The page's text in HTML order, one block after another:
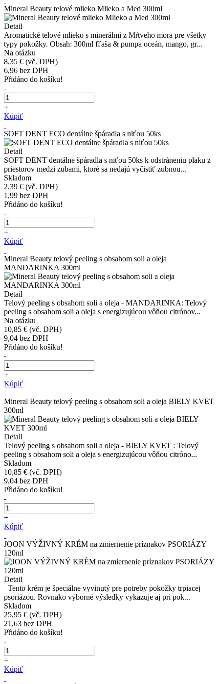
Mineral Beauty telové mlieko Mlieko a Med 300ml
Detail
Aromatické telové mlieko s minerálmi z Mŕtveho mora pre všetky
typy pokožky. Obsah: 300ml fľaša & pumpa oceán, mango, gr...
Na otázku
8,35 € (vč. DPH)
6,96 bez DPH
Přidáno do košíku!
-
+
Kúpiť
SOFT DENT ECO dentálne špáradla s niťou 50ks
Detail
SOFT DENT dentálne špáradla s niťou 50ks k odstráneniu plaku z
priestorov medzi zubami, ktoré sa nedajú vyčistiť zubnou...
Skladom
2,39 € (vč. DPH)
1,99 bez DPH
Přidáno do košíku!
-
+
Kúpiť
Mineral Beauty telový peeling s obsahom soli a oleja
MANDARINKA 300ml
Detail
Telový peeling s obsahom soli a oleja - MANDARINKA: Telový
peeling s obsahom soli a oleja s energizujúcou vôňou citrónov...
Na otázku
10,85 € (vč. DPH)
9,04 bez DPH
Přidáno do košíku!
-
+
Kúpiť
Mineral Beauty telový peeling s obsahom soli a oleja BIELY KVET
300ml
Detail
Telový peeling s obsahom soli a oleja - BIELY KVET : Telový
peeling s obsahom soli a oleja s energizujúcou vôňou citróno...
Skladom
10,85 € (vč. DPH)
9,04 bez DPH
Přidáno do košíku!
-
+
Kúpiť
JOON VÝŽIVNÝ KRÉM na zmiernenie príznakov PSORIÁZY
120ml
Detail
Tento krém je špeciálne vyvinutý pre potreby pokožky trpiacej
psoriázou. Rovnako výborné výsledky vykazuje aj pri pok...
Skladom
25,95 € (vč. DPH)
21,63 bez DPH
Přidáno do košíku!
-
+
Kúpiť